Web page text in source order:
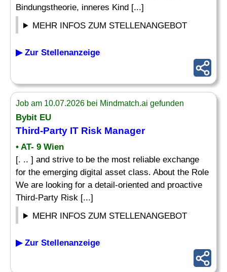
Bindungstheorie, inneres Kind [...]
MEHR INFOS ZUM STELLENANGEBOT
▶ Zur Stellenanzeige
Job am 10.07.2026 bei Mindmatch.ai gefunden
Bybit EU
Third-Party IT Risk Manager
• AT- 9 Wien
[. .. ] and strive to be the most reliable exchange
for the emerging digital asset class. About the Role
We are looking for a detail-oriented and proactive
Third-Party Risk [...]
MEHR INFOS ZUM STELLENANGEBOT
▶ Zur Stellenanzeige